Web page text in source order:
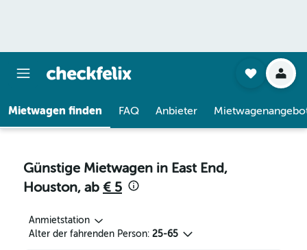
Mietwagen finden FAQ Anbieter
Günstige Mietwagen in East End,
Houston, ab € 5
Anmietstation
Alter der fahrenden Person: 25-65